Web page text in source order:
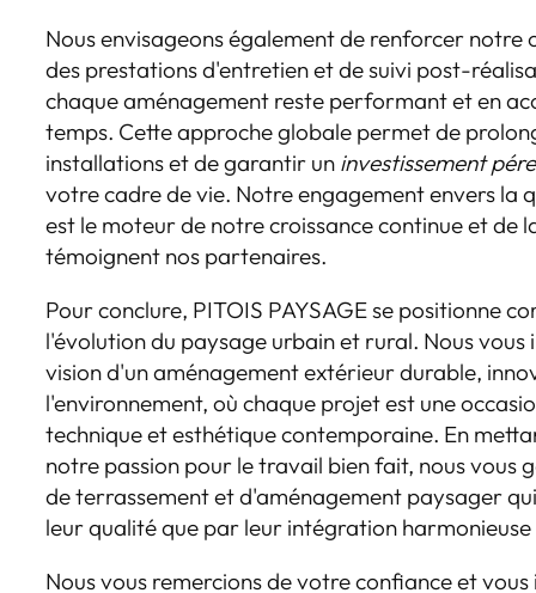
Nous envisageons également de renforcer notre
des prestations d'entretien et de suivi post-
chaque aménagement reste performant et en
temps. Cette approche globale permet de
installations et de garantir un investissement
votre cadre de vie. Notre engagement envers la
est le moteur de notre croissance continue et de
témoignent nos partenaires.
Pour conclure, PITOIS PAYSAGE se positionne
l'évolution du paysage urbain et rural. Nous
vision d'un aménagement extérieur durable,
l'environnement, où chaque projet est une
technique et esthétique contemporaine. En
notre passion pour le travail bien fait, nous vous
de terrassement et d'aménagement paysager
leur qualité que par leur intégration harmonieuse
Nous vous remercions de votre confiance et